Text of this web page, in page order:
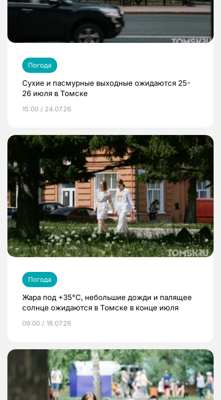
Погода
Сухие и пасмурные выходные ожидаются 25-
26 июля в Томске
15:00 / 24.07.26
Погода
Жара под +35°С, небольшие дожди и палящее
солнце ожидаются в Томске в конце июля
09:00 / 18.07.26